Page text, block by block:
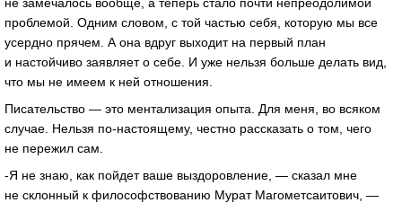
проблемой. Одним словом, с той частью себя, которую мы все
усердно прячем. А она вдруг выходит на первый план
и настойчиво заявляет о себе. И уже нельзя больше делать вид,
что мы не имеем к ней отношения.
Писательство — это ментализация опыта. Для меня, во всяком
случае. Нельзя по-настоящему, честно рассказать о том, чего
не пережил сам.
-Я не знаю, как пойдет ваше выздоровление, — сказал мне
не склонный к философствованию Мурат Магометсаитович, —